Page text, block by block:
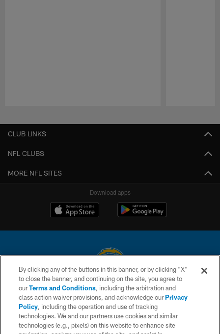
CLUB LINKS
NFL CLUBS
MORE NFL SITES
Download apps
© 2026 Chargers Football Company, LLC. All rights reserved. This website
is managed on a digital platform of the National Football League.
CONTACT US
WEBSITE ACCESSIBILITY
By clicking any of the buttons in this banner, or by clicking "X"
to close the banner, and continuing on the site, you agree to
ourTerms and Conditions, including the arbitration and
class action waiver provisions, and acknowledge ourPrivacy
Policy, including the operation and use of tracking
technologies. We and our partners use cookies and similar
technologies (e.g., pixels) on this website to enhance site